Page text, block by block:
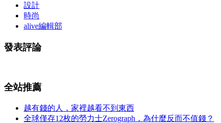
設計
時尚
alive編輯部
發表評論
全站推薦
越有錢的人，家裡越看不到東西
全球僅存12枚的勞力士Zerograph，為什麼反而不值錢？